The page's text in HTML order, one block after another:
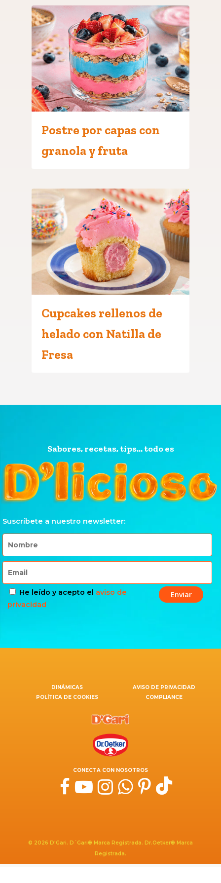
Postre por capas con
granola y fruta
Cupcakes rellenos de
helado con Natilla de
Fresa
Sabores, recetas, tips... todo es
Suscríbete a nuestro newsletter:
He leído y acepto el aviso de
privacidad
DINÁMICAS
AVISO DE PRIVACIDAD
POLÍTICA DE COOKIES
COMPLIANCE
CONECTA CON NOSOTROS
© 2026 D'Gari. D´Gari® Marca Registrada. Dr.Oetker® Marca
Registrada.